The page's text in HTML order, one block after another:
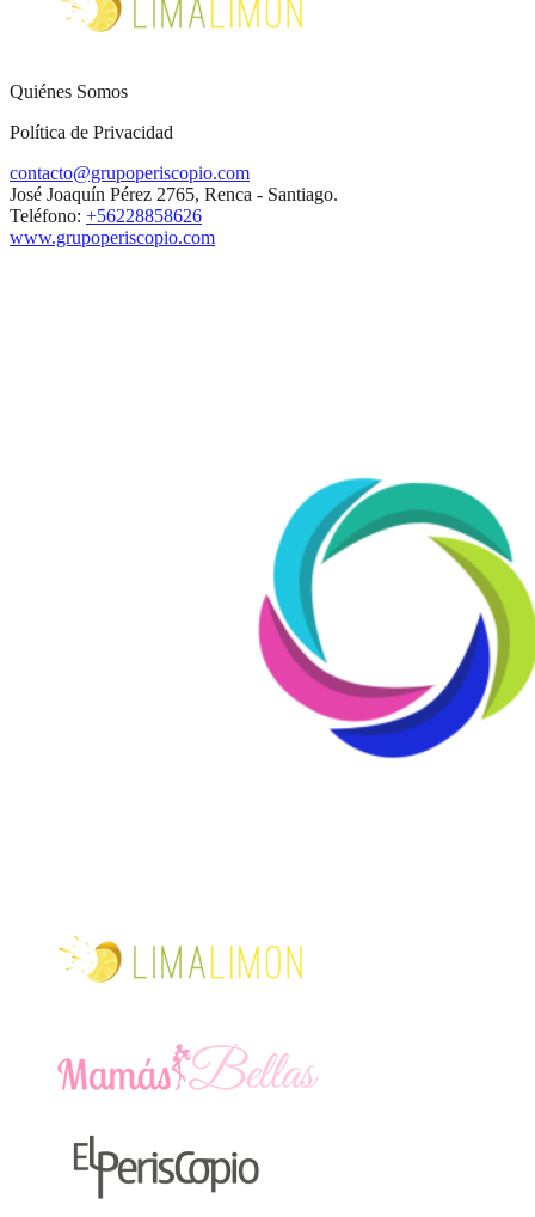
Quiénes Somos
Política de Privacidad
contacto@grupoperiscopio.com
José Joaquín Pérez 2765, Renca - Santiago.
Teléfono: +56228858626
www.grupoperiscopio.com